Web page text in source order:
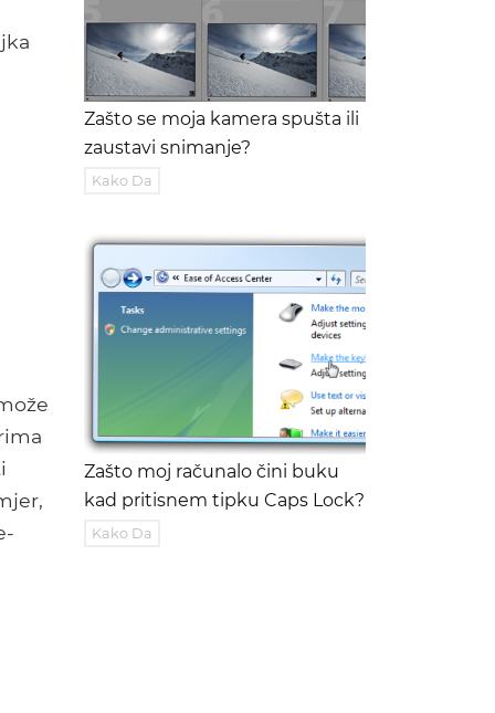
Zašto se moja kamera spušta ili
zaustavi snimanje?
Kako Da
Zašto moj računalo čini buku
kad pritisnem tipku Caps Lock?
Kako Da